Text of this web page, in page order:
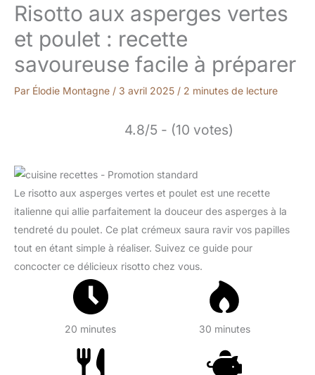
Risotto aux asperges vertes
et poulet : recette
savoureuse facile à préparer
Par Élodie Montagne / 3 avril 2025 / 2 minutes de lecture
4.8/5 - (10 votes)
Le risotto aux asperges vertes et poulet est une recette
italienne qui allie parfaitement la douceur des asperges à la
tendreté du poulet. Ce plat crémeux saura ravir vos papilles
tout en étant simple à réaliser. Suivez ce guide pour
concocter ce délicieux risotto chez vous.
20 minutes 30 minutes